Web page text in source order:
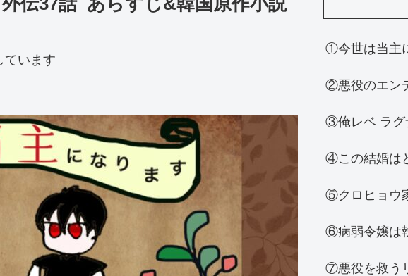
ています
①今世は当主
②悪役のエン
③俺レベ ラグ
④この結婚は
⑤クロヒョウ
⑥病弱令嬢は
⑦悪役を救う